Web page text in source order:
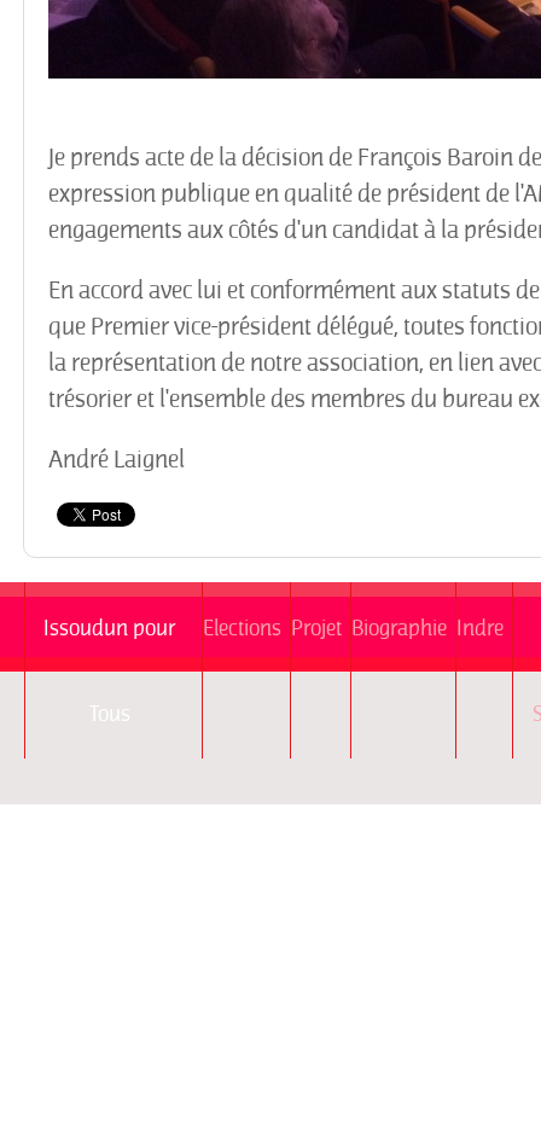
Je prends acte de la décision de François Baroin
expression publique en qualité de président de
engagements aux côtés d'un candidat à la
En accord avec lui et conformément aux statuts
que Premier vice-président délégué, toutes
la représentation de notre association, en lien
trésorier et l'ensemble des membres du bureau
André Laignel
Issoudun pour
Tous
Elections Projet Biographie Indre